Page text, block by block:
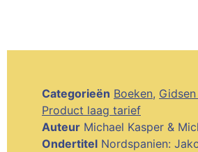
Categorieën Boeken,
Product laag tarief
Auteur Michael Kasper &
Ondertitel Nordspanien: